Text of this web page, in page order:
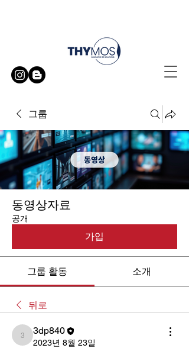
그룹
동영상자료
공개
가입
그룹 활동 소개
뒤로
3dp840
3dp840
2023년 8월 23일